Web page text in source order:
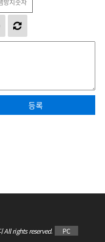
등록
All rights reserved. PC